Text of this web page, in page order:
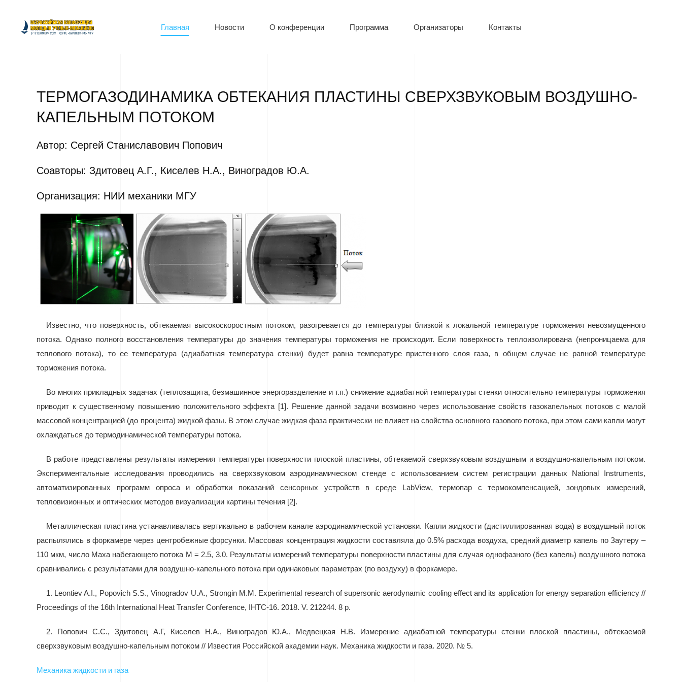
Главная Новости О конференции Программа Организаторы Контакты
ТЕРМОГАЗОДИНАМИКА ОБТЕКАНИЯ ПЛАСТИНЫ СВЕРХЗВУКОВЫМ ВОЗДУШНО-
КАПЕЛЬНЫМ ПОТОКОМ
Автор: Сергей Станиславович Попович
Соавторы: Здитовец А.Г., Киселев Н.А., Виноградов Ю.А.
Организация: НИИ механики МГУ
Известно, что поверхность, обтекаемая высокоскоростным потоком, разогревается до температуры близкой к локальной температуре торможения невозмущенного
потока. Однако полного восстановления температуры до значения температуры торможения не происходит. Если поверхность теплоизолирована (непроницаема для
теплового потока), то ее температура (адиабатная температура стенки) будет равна температуре пристенного слоя газа, в общем случае не равной температуре
торможения потока.
Во многих прикладных задачах (теплозащита, безмашинное энергоразделение и т.п.) снижение адиабатной температуры стенки относительно температуры торможения
приводит к существенному повышению положительного эффекта [1]. Решение данной задачи возможно через использование свойств газокапельных потоков с малой
массовой концентрацией (до процента) жидкой фазы. В этом случае жидкая фаза практически не влияет на свойства основного газового потока, при этом сами капли могут
охлаждаться до термодинамической температуры потока.
В работе представлены результаты измерения температуры поверхности плоской пластины, обтекаемой сверхзвуковым воздушным и воздушно-капельным потоком.
Экспериментальные исследования проводились на сверхзвуковом аэродинамическом стенде с использованием систем регистрации данных
National Instruments,
автоматизированных программ опроса и обработки показаний сенсорных устройств в среде
LabView, термопар с термокомпенсацией, зондовых измерений,
тепловизионных и оптических методов визуализации картины течения [2].
Металлическая пластина устанавливалась вертикально в рабочем канале аэродинамической установки. Капли жидкости (дистиллированная вода) в воздушный поток
распылялись в форкамере через центробежные форсунки. Массовая концентрация жидкости составляла до 0.5% расхода воздуха, средний диаметр капель по Заутеру ­–
110 мкм, число Маха набегающего потока М = 2.5, 3.0. Результаты измерений температуры поверхности пластины для случая однофазного (без капель) воздушного потока
сравнивались с результатами для воздушно-капельного потока при одинаковых параметрах (по воздуху) в форкамере.
1. Leontiev A.I., Popovich S.S., Vinogradov U.A., Strongin M.M. Experimental research of supersonic aerodynamic cooling effect and its application for energy separation efficiency //
Proceedings of the 16th International Heat Transfer Conference, IHTC-16. 2018. V. 212244. 8 p.
2. Попович С.С., Здитовец А.Г, Киселев Н.А., Виноградов Ю.А., Медвецкая Н.В. Измерение адиабатной температуры стенки плоской пластины, обтекаемой
сверхзвуковым воздушно-капельным потоком // Известия Российской академии наук. Механика жидкости и газа. 2020. № 5.
Механика жидкости и газа